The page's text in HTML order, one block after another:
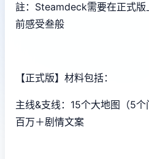
註：Steamdeck需要在正式版
前感受叁般
【正式版】材料包括：
主线&支线：15个大地图（5个
百万＋剧情文案